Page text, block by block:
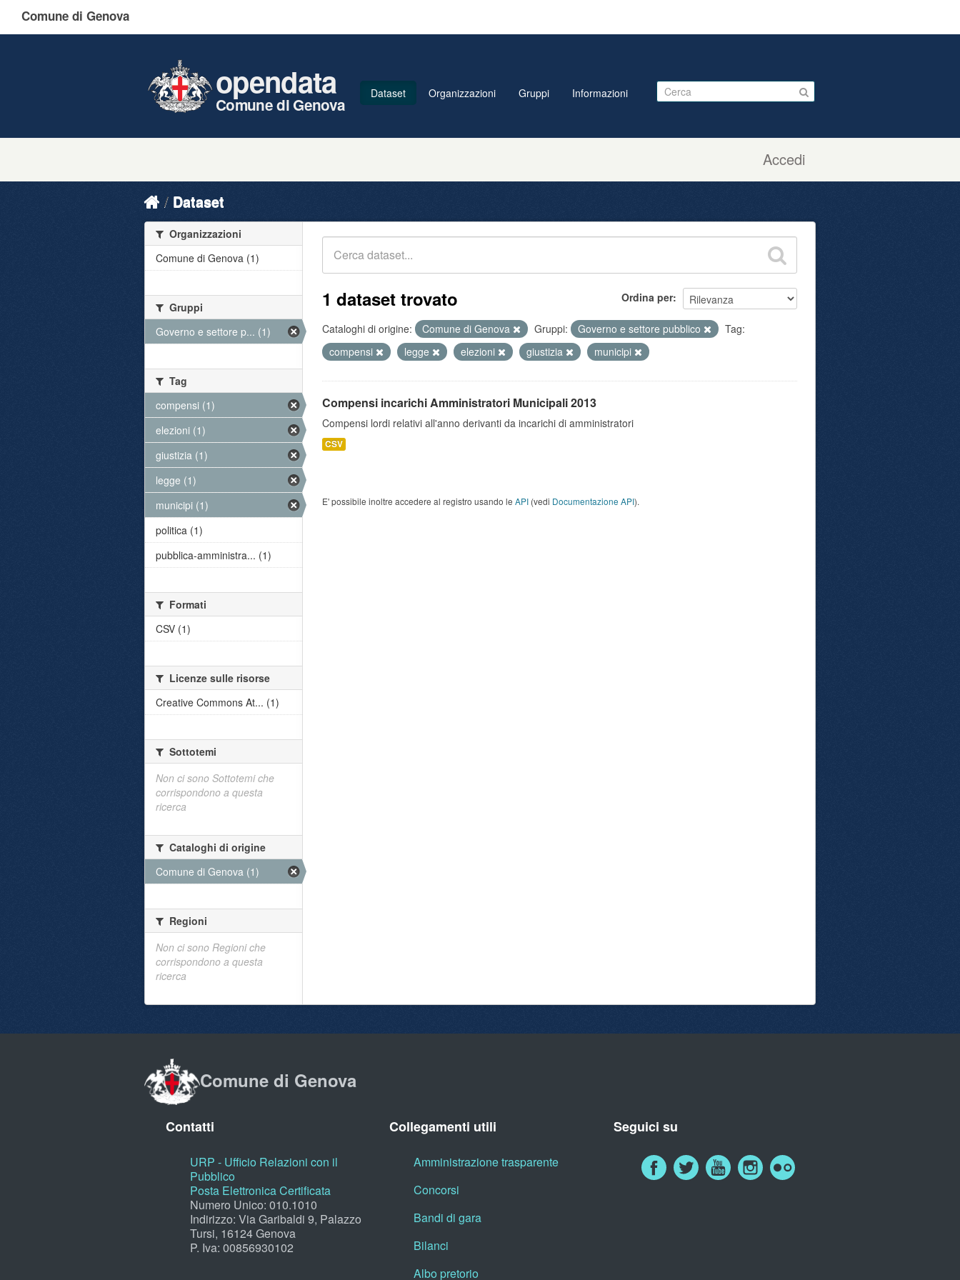
Comune di Genova
Accedi
opendata
Comune di Genova
Dataset Organizzazioni Gruppi Informazioni
Dataset
Ordina per
1 dataset trovato
Cataloghi di origine: Comune di Genova Gruppi: Governo e settore pubblico
Tag:
compensi
legge elezioni giustizia municipi
Compensi incarichi Amministratori Municipali 2013
Compensi lordi relativi all'anno derivanti da incarichi di amministratori
CSV
E' possibile inoltre accedere al registro usando le API (vedi Documentazione API).
Organizzazioni
Comune di Genova (1)
Gruppi
Governo e settore p... (1)
Tag
compensi (1)
elezioni (1)
giustizia (1)
legge (1)
municipi (1)
politica (1)
pubblica-amministra... (1)
Formati
CSV (1)
Licenze sulle risorse
Creative Commons At... (1)
Sottotemi
Non ci sono Sottotemi che
corrispondono a questa
ricerca
Cataloghi di origine
Comune di Genova (1)
Regioni
Non ci sono Regioni che
corrispondono a questa
ricerca
Comune di Genova
Contatti
URP - Ufficio Relazioni con il
Pubblico
Posta Elettronica Certificata
Numero Unico: 010.1010
Indirizzo: Via Garibaldi 9, Palazzo
Tursi, 16124 Genova
P. Iva: 00856930102
Collegamenti utili
Amministrazione trasparente
Concorsi
Bandi di gara
Bilanci
Albo pretorio
Seguici su